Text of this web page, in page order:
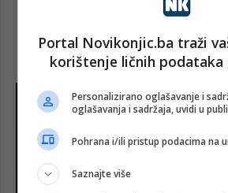
Portal Novikonjic.ba traži
korištenje ličnih podataka
Personalizirano oglašavanje i
oglašavanja i sadržaja, uvidi u
Pohrana i/ili pristup podacima na
Saznajte više